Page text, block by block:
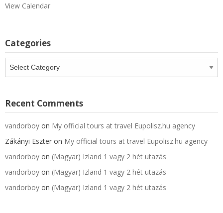
View Calendar
Categories
Recent Comments
vandorboy on My official tours at travel Eupolisz.hu agency
Zákányi Eszter on My official tours at travel Eupolisz.hu agency
vandorboy on (Magyar) Izland 1 vagy 2 hét utazás
vandorboy on (Magyar) Izland 1 vagy 2 hét utazás
vandorboy on (Magyar) Izland 1 vagy 2 hét utazás